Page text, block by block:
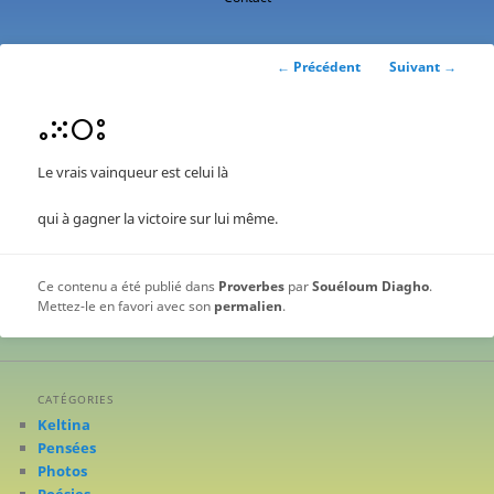
Navigation
← Précédent Suivant →
ⴰⵘⵔⵓ
Le vrais vainqueur est celui là
qui à gagner la victoire sur lui même.
Ce contenu a été publié dans Proverbes parSouéloum Diagho.
Mettez-le en favori avec son permalien.
CATÉGORIES
Keltina
Pensées
Photos